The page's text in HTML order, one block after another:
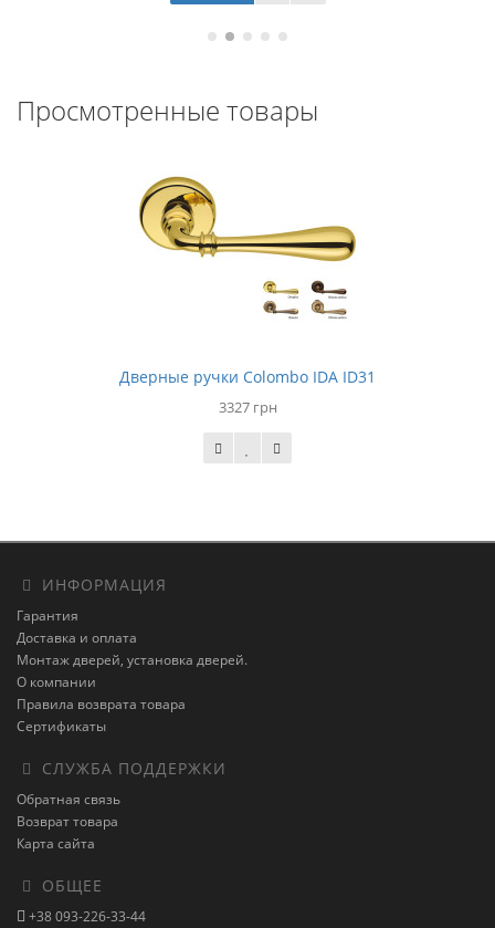
Просмотренные товары
Дверные ручки Colombo IDA ID31
3327 грн
ИНФОРМАЦИЯ
Гарантия
Доставка и оплата
Монтаж дверей, установка дверей.
О компании
Правила возврата товара
Сертификаты
СЛУЖБА ПОДДЕРЖКИ
Обратная связь
Возврат товара
Карта сайта
ОБЩЕЕ
+38 093-226-33-44